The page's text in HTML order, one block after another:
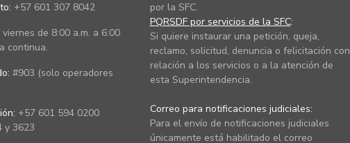
+57 601 307 8042
viernes de 8:00 a.m. a 6:00
continua.
#903 (solo operadores
+57 601 594 0200
y 3623
por la SFC.
PQRSDF por servicios de la SFC:
Si quiere instaurar una petición, queja,
reclamo, solicitud, denuncia o felicitación con
relación a los servicios o a la atención de
esta Superintendencia.
Correo para notificaciones judiciales:
Para el envío de notificaciones judiciales
únicamente está habilitado el correo